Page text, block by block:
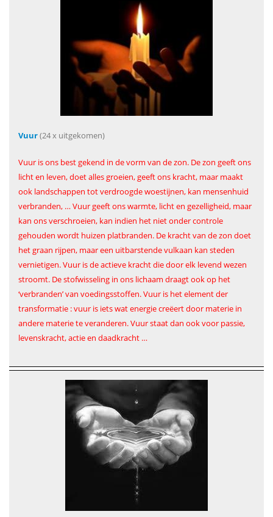
Vuur(24 x uitgekomen)
Vuur is ons best gekend in de vorm van de zon. De zon geeft ons
licht en leven, doet alles groeien, geeft ons kracht, maar maakt
ook landschappen tot verdroogde woestijnen, kan mensenhuid
verbranden, … Vuur geeft ons warmte, licht en gezelligheid, maar
kan ons verschroeien, kan indien het niet onder controle
gehouden wordt huizen platbranden. De kracht van de zon doet
het graan rijpen, maar een uitbarstende vulkaan kan steden
vernietigen. Vuur is de actieve kracht die door elk levend wezen
stroomt. De stofwisseling in ons lichaam draagt ook op het
‘verbranden’ van voedingsstoffen. Vuur is het element der
transformatie : vuur is iets wat energie creëert door materie in
andere materie te veranderen. Vuur staat dan ook voor passie,
levenskracht, actie en daadkracht …